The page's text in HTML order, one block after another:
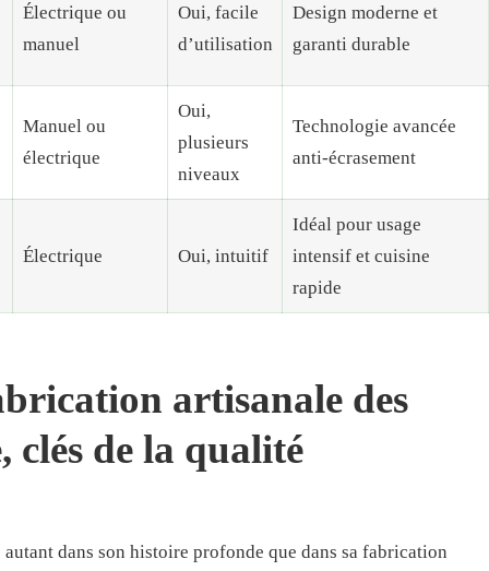
Électrique ou
manuel
Oui, facile
d’utilisation
Design moderne et
garanti durable
Manuel ou
électrique
Oui,
plusieurs
niveaux
Technologie avancée
anti-écrasement
Électrique Oui, intuitif
Idéal pour usage
intensif et cuisine
rapide
artisanale des
clés de la qualité
dans son histoire profonde que dans sa fabrication